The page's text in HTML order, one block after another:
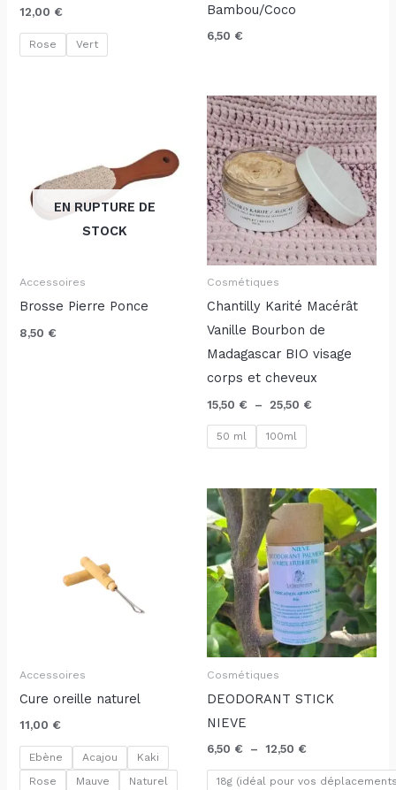
12,00 €
Rose Vert
Bambou/Coco
6,50 €
EN RUPTURE DE
STOCK
Accessoires
Brosse Pierre Ponce
8,50 €
Cosmétiques
Chantilly Karité Macérât
Vanille Bourbon de
Madagascar BIO visage
corps et cheveux
15,50 € – 25,50 €
Plage
de
prix :
15,50 €
à
25,50 €
50 ml 100ml
Accessoires
Cure oreille naturel
11,00 €
Ebène Acajou
Kaki
Rose
Mauve
Naturel
Cosmétiques
DEODORANT STICK
NIEVE
6,50 € – 12,50 €
Plage
prix :
6,50 €
à
12,50 €
18g (idéal pour vos